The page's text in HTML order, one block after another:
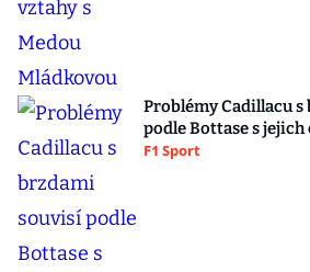
Problémy Cadillacu
podle Bottase s
F1 Sport